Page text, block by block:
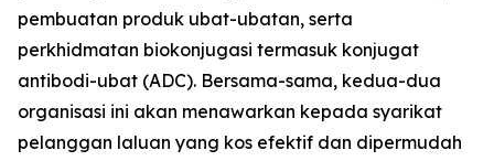
pembuatan produk ubat-ubatan, serta
perkhidmatan biokonjugasi termasuk konjugat
antibodi-ubat (ADC). Bersama-sama, kedua-dua
organisasi ini akan menawarkan kepada syarikat
pelanggan laluan yang kos efektif dan dipermudah